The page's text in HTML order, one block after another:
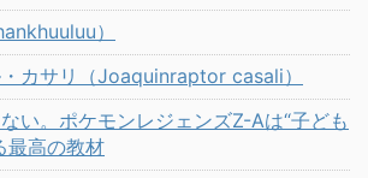
）
カサリ（Joaquinraptor casali）
い。ポケモンレジェンズZ-Aは“子ども
最高の教材